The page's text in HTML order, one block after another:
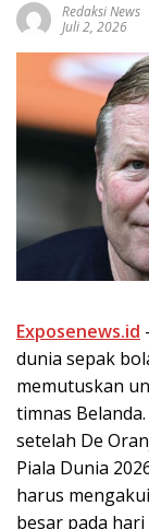
Redaksi News
Juli 2, 2026
Exposenews.id
dunia sepak
memutuskan
timnas
setelah De
Piala Dunia
harus
besar pada hari